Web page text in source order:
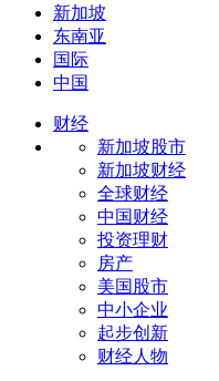
新加坡
东南亚
国际
中国
财经
新加坡股市
新加坡财经
全球财经
中国财经
投资理财
房产
美国股市
中小企业
起步创新
财经人物